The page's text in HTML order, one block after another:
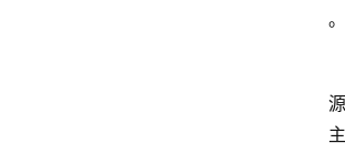
。
源
主